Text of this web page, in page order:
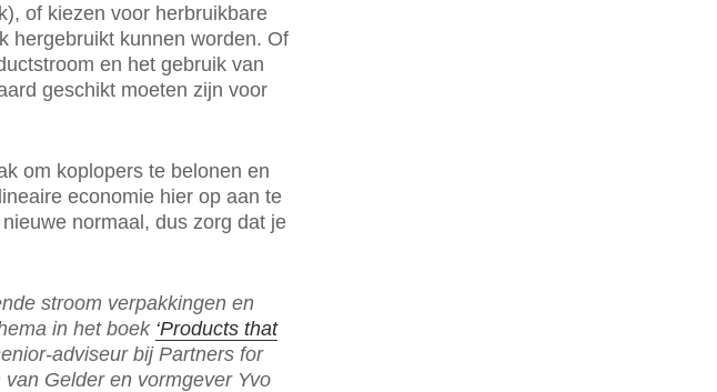
of kiezen voor herbruikbare
hergebruikt kunnen worden. Of
en het gebruik van
geschikt moeten zijn voor
om koplopers te belonen en
economie hier op aan te
normaal, dus zorg dat je
stroom verpakkingen en
in het boek ‘Products that
adviseur bij Partners for
Gelder en vormgever Yvo